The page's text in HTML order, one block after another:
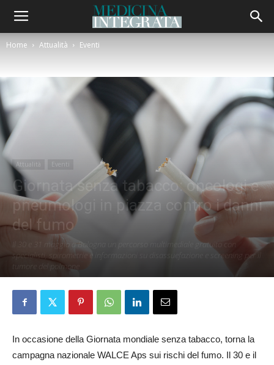
Home Attualità Eventi
Attualità Eventi
Giornata senza tabacco: oncologi e
pneumologi in piazza contro i danni
del fumo
Il 30 e 31 maggio a Bologna un percorso multimediale gratuito con
specialisti, spirometrie e informazioni su disassuefazione e screening per il
tumore del polmone
In occasione della Giornata mondiale senza tabacco, torna la
campagna nazionale WALCE Aps sui rischi del fumo. Il 30 e il